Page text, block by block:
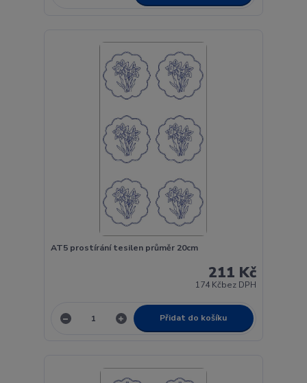
AT5 prostírání tesilen průměr 20cm
211 Kč
174 Kčbez DPH
Přidat do košíku